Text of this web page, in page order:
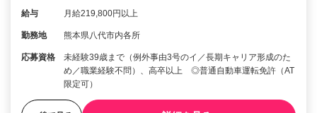
給与 月給219,800円以上
勤務地 熊本県八代市内各所
応募資格
未経験39歳まで（例外事由3号のイ／長期キャリア形成のた
め／職業経験不問）、高卒以上 ◎普通自動車運転免許（AT
限定可）